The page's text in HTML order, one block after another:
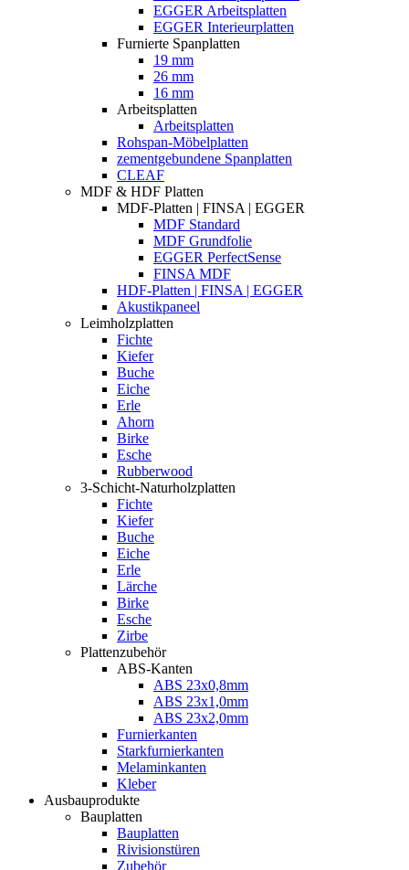
EGGER Arbeitsplatten
EGGER Interieurplatten
Furnierte Spanplatten
19 mm
26 mm
16 mm
Arbeitsplatten
Arbeitsplatten
Rohspan-Möbelplatten
zementgebundene Spanplatten
CLEAF
MDF & HDF Platten
MDF-Platten | FINSA | EGGER
MDF Standard
MDF Grundfolie
EGGER PerfectSense
FINSA MDF
HDF-Platten | FINSA | EGGER
Akustikpaneel
Leimholzplatten
Fichte
Kiefer
Buche
Eiche
Erle
Ahorn
Birke
Esche
Rubberwood
3-Schicht-Naturholzplatten
Fichte
Kiefer
Buche
Eiche
Erle
Lärche
Birke
Esche
Zirbe
Plattenzubehör
ABS-Kanten
ABS 23x0,8mm
ABS 23x1,0mm
ABS 23x2,0mm
Furnierkanten
Starkfurnierkanten
Melaminkanten
Kleber
Ausbauprodukte
Bauplatten
Bauplatten
Rivisionstüren
Zubehör